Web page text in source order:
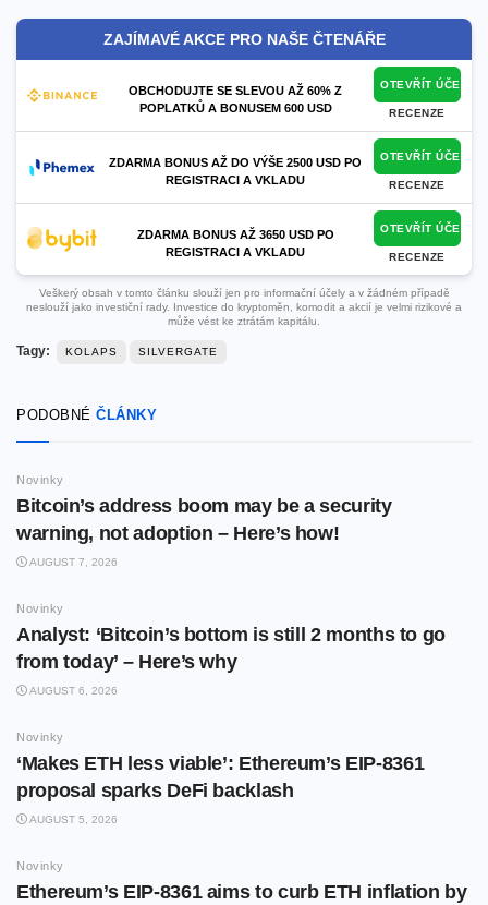
ZAJÍMAVÉ AKCE PRO NAŠE ČTENÁŘE
OBCHODUJTE SE SLEVOU AŽ 60% Z
POPLATKŮ A BONUSEM 600 USD
OTEVŘÍT ÚČET
RECENZE
ZDARMA BONUS AŽ DO VÝŠE 2500 USD PO
REGISTRACI A VKLADU
OTEVŘÍT ÚČET
RECENZE
ZDARMA BONUS AŽ 3650 USD PO
REGISTRACI A VKLADU
OTEVŘÍT ÚČET
RECENZE
Veškerý obsah v tomto článku slouží jen pro informační účely a v žádném případě
neslouží jako investiční rady. Investice do kryptoměn, komodit a akcií je velmi rizikové a
může vést ke ztrátám kapitálu.
Tagy: KOLAPS SILVERGATE
PODOBNÉ ČLÁNKY
Novinky
Bitcoin’s address boom may be a security
warning, not adoption – Here’s how!
AUGUST 7, 2026
Novinky
Analyst: ‘Bitcoin’s bottom is still 2 months to go
from today’ – Here’s why
AUGUST 6, 2026
Novinky
‘Makes ETH less viable’: Ethereum’s EIP-8361
proposal sparks DeFi backlash
AUGUST 5, 2026
Novinky
Ethereum’s EIP-8361 aims to curb ETH inflation by